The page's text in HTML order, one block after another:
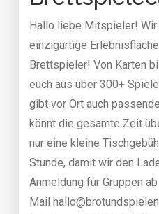
Hallo liebe Mitspieler!
einzigartige
Brettspieler! Von Karten
euch aus über 300+
gibt vor Ort auch
könnt die gesamte Zeit
nur eine kleine
Stunde, damit wir den
Anmeldung für Gruppen
Mail